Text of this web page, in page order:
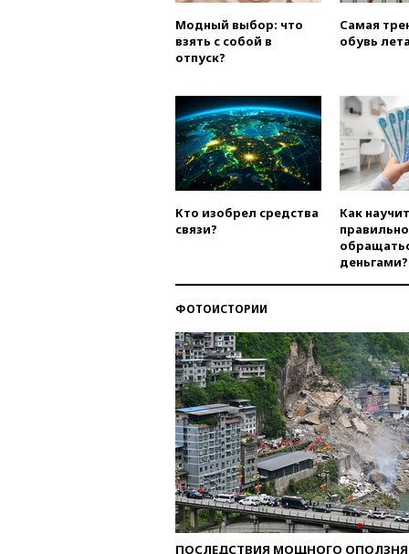
Модный выбор: что
взять с собой в
отпуск?
Самая
обувь
Кто изобрел средства
связи?
Как
правильно
деньгами?
ФОТОИСТОРИИ
ПОСЛЕДСТВИЯ МОЩНОГО ОПОЛЗНЯ